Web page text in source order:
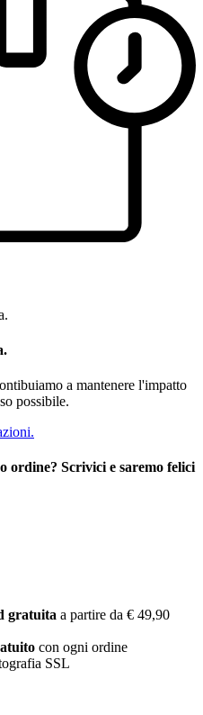
a mantenere l'impatto
possibile.
ordine? Scrivici e saremo felici
gratuita a partire da € 49,90
con ogni ordine
SSL